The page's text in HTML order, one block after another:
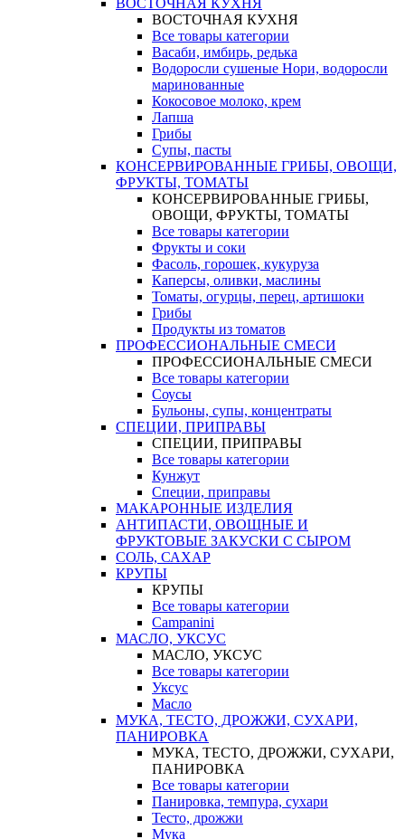
ВОСТОЧНАЯ КУХНЯ
ВОСТОЧНАЯ КУХНЯ
Все товары категории
Васаби, имбирь, редька
Водоросли сушеные Нори, водоросли
маринованные
Кокосовое молоко, крем
Лапша
Грибы
Супы, пасты
КОНСЕРВИРОВАННЫЕ ГРИБЫ, ОВОЩИ,
ФРУКТЫ, ТОМАТЫ
КОНСЕРВИРОВАННЫЕ ГРИБЫ,
ОВОЩИ, ФРУКТЫ, ТОМАТЫ
Все товары категории
Фрукты и соки
Фасоль, горошек, кукуруза
Каперсы, оливки, маслины
Томаты, огурцы, перец, артишоки
Грибы
Продукты из томатов
ПРОФЕССИОНАЛЬНЫЕ СМЕСИ
ПРОФЕССИОНАЛЬНЫЕ СМЕСИ
Все товары категории
Соусы
Бульоны, супы, концентраты
СПЕЦИИ, ПРИПРАВЫ
СПЕЦИИ, ПРИПРАВЫ
Все товары категории
Кунжут
Специи, приправы
МАКАРОННЫЕ ИЗДЕЛИЯ
АНТИПАСТИ, ОВОЩНЫЕ И
ФРУКТОВЫЕ ЗАКУСКИ С СЫРОМ
СОЛЬ, САХАР
КРУПЫ
КРУПЫ
Все товары категории
Campanini
МАСЛО, УКСУС
МАСЛО, УКСУС
Все товары категории
Уксус
Масло
МУКА, ТЕСТО, ДРОЖЖИ, СУХАРИ,
ПАНИРОВКА
МУКА, ТЕСТО, ДРОЖЖИ, СУХАРИ,
ПАНИРОВКА
Все товары категории
Панировка, темпура, сухари
Тесто, дрожжи
Мука